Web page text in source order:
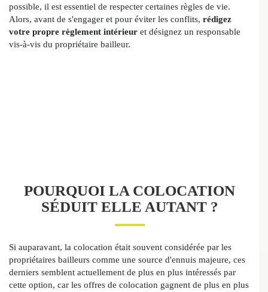
possible, il est essentiel de respecter certaines règles de vie.
Alors, avant de s'engager et pour éviter les conflits, rédigez
votre propre règlement intérieur et désignez un responsable
vis-à-vis du propriétaire bailleur.
POURQUOI LA COLOCATION
SÉDUIT ELLE AUTANT ?
Si auparavant, la colocation était souvent considérée par les
propriétaires bailleurs comme une source d'ennuis majeure, ces
derniers semblent actuellement de plus en plus intéressés par
cette option, car les offres de colocation gagnent de plus en plus